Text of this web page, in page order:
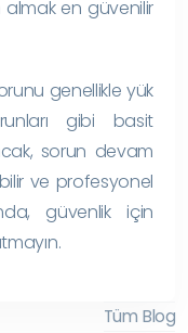
almak en güvenilir
genellikle yük
gibi basit
sorun devam
ve profesyonel
güvenlik için
Tüm Blog